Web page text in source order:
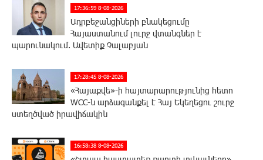
17:36:59 8-08-2026
Ադրբեջանցիների բնակեցումը
Հայաստանում լուրջ վտանգներ է
պարունակում. Ավետիք Չալաբյան
17:28:45 8-08-2026
«Հայաքվե»-ի հայտարարությունից հետո
WCC-ն արձագանքել է Հայ Եկեղեցու շուրջ
ստեղծված իրավիճակին
16:58:38 8-08-2026